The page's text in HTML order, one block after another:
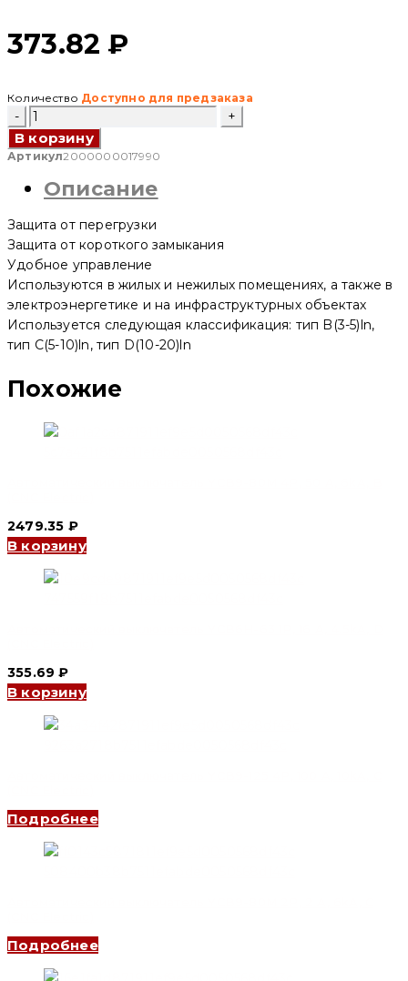
373.82₽
Количество Доступно для предзаказа
Количество
товара
Автоматический
выключатель
63
1P,
A,
4.5kA,
D
(CNC
Electric)
В корзину
Артикул2000000017990
Описание
Защита от перегрузки
Защита от короткого замыкания
Удобное управление
Используются в жилых и нежилых помещениях, а также в
электроэнергетике и на инфраструктурных объектах
Используется следующая классификация: тип B(3-5)ln,
тип C(5-10)ln, тип D(10-20)ln
Похожие
2479.35 ₽
В корзину
355.69₽
В корзину
Подробнее
Подробнее